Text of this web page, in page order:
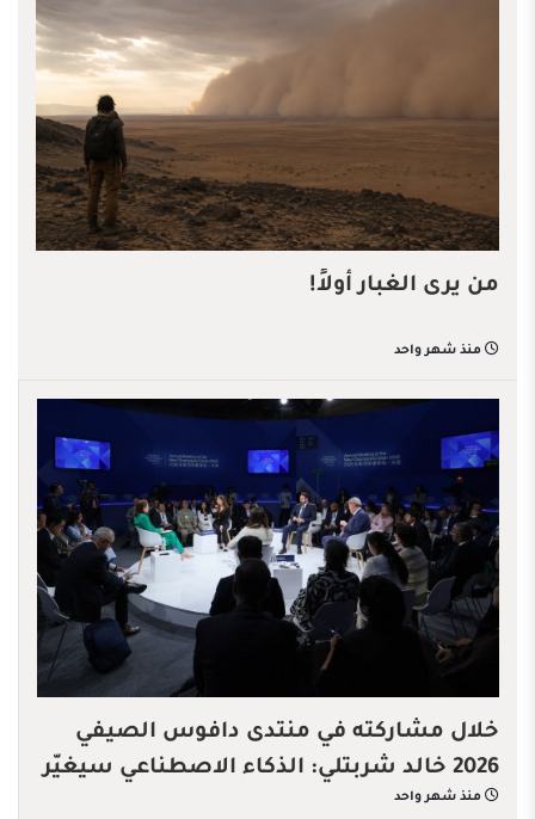
من يرى الغبار أولاً!
منذ شهر واحد
خلال مشاركته في منتدى دافوس الصيفي
2026 خالد شربتلي: الذكاء الاصطناعي سيغيّر
قواعد الاقتصاد العالمي
منذ شهر واحد